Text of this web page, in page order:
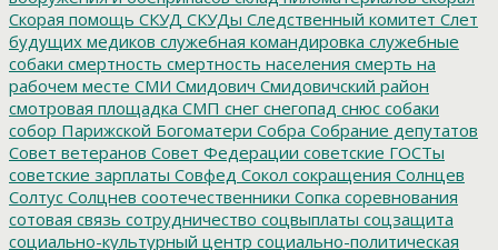
Скорая помощь СКУД СКУДы Следственный комитет Слет
будущих медиков служебная командировка служебные
собаки смертность смертность населения смерть на
рабочем месте СМИ Смидович Смидовичский район
смотровая площадка СМП снег снегопад снюс собаки
собор Парижской Богоматери Собра Собрание депутатов
Совет ветеранов Совет Федерации советские ГОСТы
советские зарплаты Совфед Сокол сокращения Солнцев
Солтус Солцнев соотечественники Сопка соревнования
сотовая связь сотрудничество соцвыплаты соцзащита
социально-культурный центр социально-политическая